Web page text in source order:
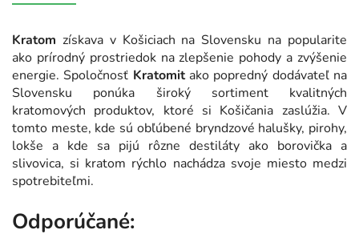
Kratom získava v Košiciach na Slovensku na popularite
ako prírodný prostriedok na zlepšenie pohody a zvýšenie
energie. Spoločnosť Kratomitako popredný dodávateľ na
Slovensku ponúka široký sortiment kvalitných
kratomových produktov, ktoré si Košičania zaslúžia. V
tomto meste, kde sú obľúbené bryndzové halušky, pirohy,
lokše a kde sa pijú rôzne destiláty ako borovička a
slivovica, si kratom rýchlo nachádza svoje miesto medzi
spotrebiteľmi.
Odporúčané: